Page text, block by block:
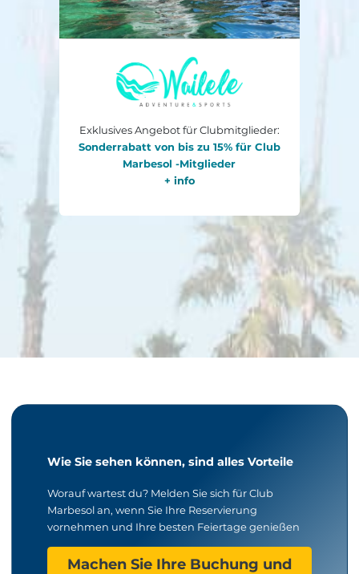
Exklusives Angebot für Clubmitglieder:
Sonderrabatt von bis zu 15% für Club
Marbesol -Mitglieder
+ info
Wie Sie sehen können, sind alles Vorteile
Worauf wartest du? Melden Sie sich für Club
Marbesol an, wenn Sie Ihre Reservierung
vornehmen und Ihre besten Feiertage genießen
Machen Sie Ihre Buchung und